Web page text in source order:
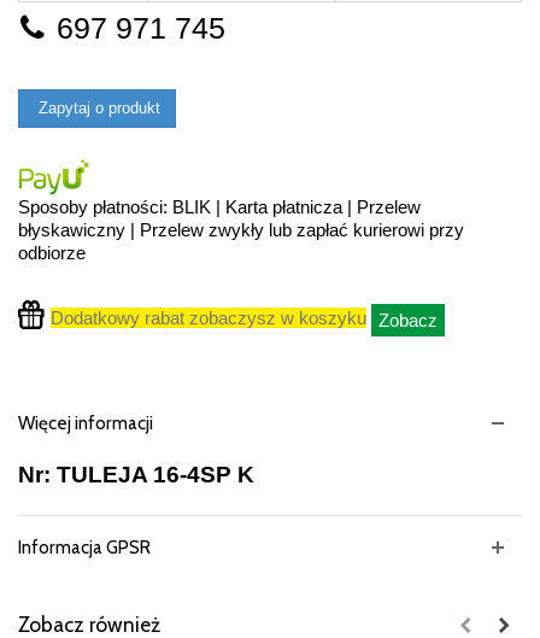
697 971 745
Zapytaj o produkt
Sposoby płatności: BLIK | Karta płatnicza | Przelew
błyskawiczny | Przelew zwykły lub zapłać kurierowi przy
odbiorze
Dodatkowy rabat zobaczysz w koszyku Zobacz
Więcej informacji
Nr: TULEJA 16-4SP K
Informacja GPSR
Zobacz również